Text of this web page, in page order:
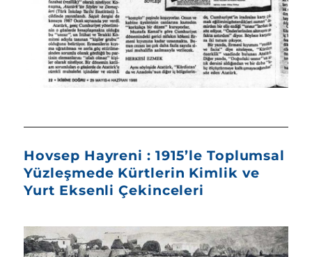
Hovsep Hayreni : 1915’le Toplumsal
Yüzleşmede Kürtlerin Kimlik ve
Yurt Eksenli Çekinceleri